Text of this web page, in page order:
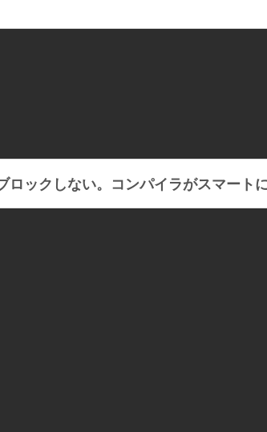
ックしない。コンパイラがスマートに